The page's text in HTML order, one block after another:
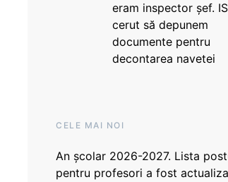
eram inspector șef.
cerut să depunem
documente pentru
decontarea navetei
CELE MAI NOI
An școlar 2026-2027. Lista
pentru profesori a fost